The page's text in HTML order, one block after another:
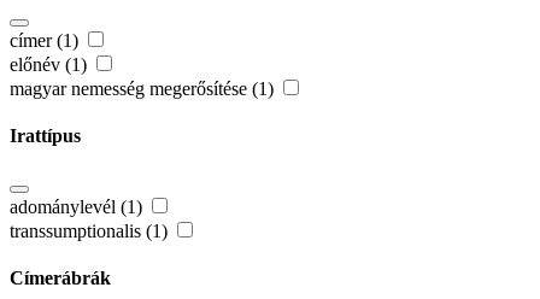
címer (1)
előnév (1)
magyar nemesség megerősítése (1)
Irattípus
adománylevél (1)
transsumptionalis (1)
Címerábrák